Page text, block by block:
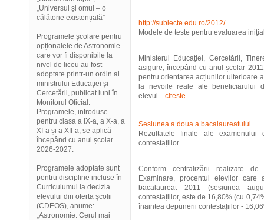
„Universul și omul – o
călătorie existențială”
Programele școlare pentru
opționalele de Astronomie
care vor fi disponibile la
nivel de liceu au fost
adoptate printr-un ordin al
ministrului Educației și
Cercetării, publicat luni în
Monitorul Oficial.
Programele, introduse
pentru clasa a IX-a, a X-a, a
XI-a și a XII-a, se aplică
începând cu anul școlar
2026-2027.
Programele adoptate sunt
pentru discipline incluse în
Curriculumul la decizia
elevului din oferta școlii
(CDEOȘ), anume:
„Astronomie. Cerul mai
http://subiecte.edu.ro/2012/
Modele de teste pentru evaluarea
Ministerul Educației, Cercetării,
asigure, începând cu anul școlar
pentru orientarea acțiunilor ulterioare
la nevoile reale ale beneficiarului
elevul....citeste
Sesiunea a doua a bacalaureatului
Rezultatele finale ale examenului
contestațiilor
Conform centralizării realizate
Examinare, procentul elevilor
bacalaureat 2011 (sesiunea
contestațiilor, este de 16,80% (cu
înaintea depunerii contestațiilor -